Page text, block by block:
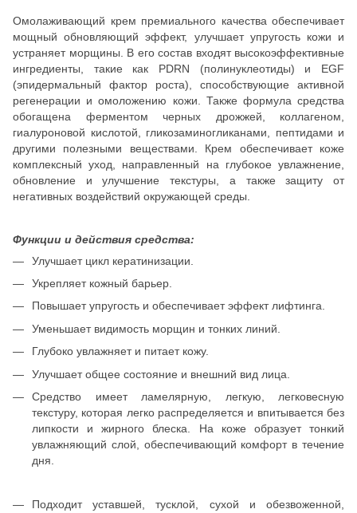
Омолаживающий крем премиального качества обеспечивает
мощный обновляющий эффект, улучшает упругость кожи и
устраняет морщины. В его состав входят высокоэффективные
ингредиенты, такие как PDRN (полинуклеотиды) и EGF
(эпидермальный фактор роста), способствующие активной
регенерации и омоложению кожи. Также формула средства
обогащена ферментом черных дрожжей, коллагеном,
гиалуроновой кислотой, гликозаминогликанами, пептидами и
другими полезными веществами. Крем обеспечивает коже
комплексный уход, направленный на глубокое увлажнение,
обновление и улучшение текстуры, а также защиту от
негативных воздействий окружающей среды.
Функции и действия средства:
Улучшает цикл кератинизации.
Укрепляет кожный барьер.
Повышает упругость и обеспечивает эффект лифтинга.
Уменьшает видимость морщин и тонких линий.
Глубоко увлажняет и питает кожу.
Улучшает общее состояние и внешний вид лица.
Средство имеет ламелярную, легкую, легковесную
текстуру, которая легко распределяется и впитывается без
липкости и жирного блеска. На коже образует тонкий
увлажняющий слой, обеспечивающий комфорт в течение
дня.
Подходит уставшей, тусклой, сухой и обезвоженной,